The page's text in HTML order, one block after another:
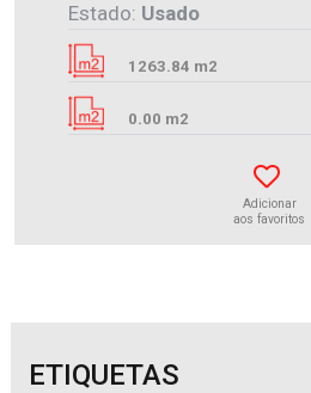
Estado: Usado
1263.84 m2
0.00 m2
Adicionar
aos favoritos
ETIQUETAS